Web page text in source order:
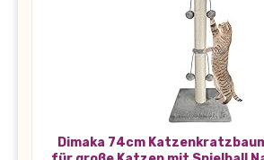
Dimaka 74cm